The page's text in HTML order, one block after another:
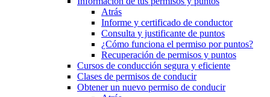
Atrás
Informe y certificado de conductor
Consulta y justificante de puntos
¿Cómo funciona el permiso por puntos?
Recuperación de permisos y puntos
Cursos de conducción segura y eficiente
Clases de permisos de conducir
Obtener un nuevo permiso de conducir